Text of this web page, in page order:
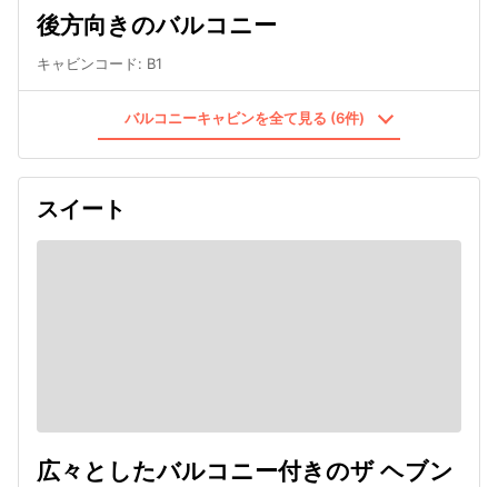
後方向きのバルコニー
キャビンコード: B1
バルコニーキャビンを全て見る (6件)
スイート
広々としたバルコニー付きのザ ヘブン